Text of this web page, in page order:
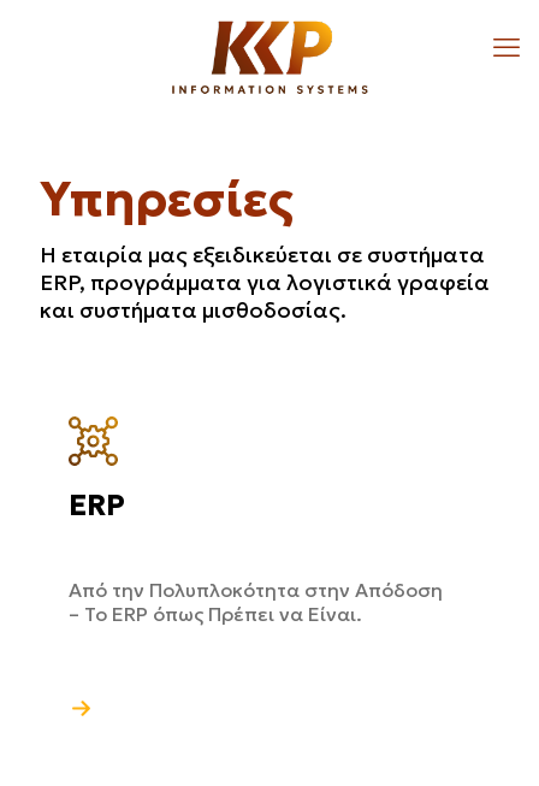
Υπηρεσίες
Η εταιρία μας εξειδικεύεται σε συστήματα
ERP, προγράμματα για λογιστικά γραφεία
και συστήματα μισθοδοσίας.
ERP
Από την Πολυπλοκότητα στην Απόδοση
– Το ERP όπως Πρέπει να Είναι.